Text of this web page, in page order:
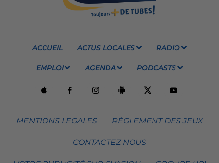
ACCUEIL ACTUS LOCALES RADIO
EMPLOI AGENDA PODCASTS
MENTIONS LEGALES RÈGLEMENT DES JEUX
CONTACTEZ NOUS